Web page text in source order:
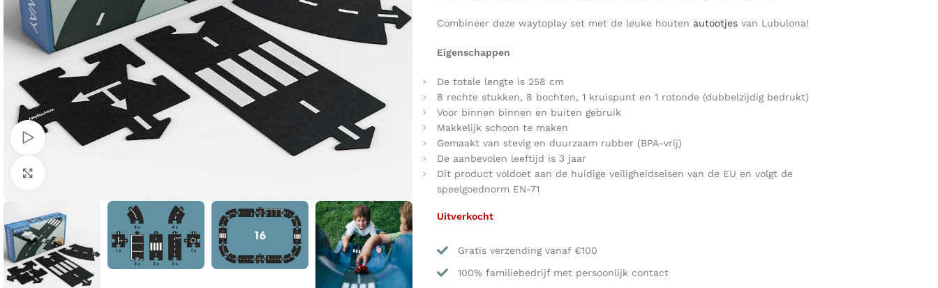
Bekijk video
Combineer deze waytoplay set met de leuke houten autootjesvan Lubulona!
Eigenschappen
De totale lengte is 258 cm
8 rechte stukken, 8 bochten, 1 kruispunt en 1 rotonde (dubbelzijdig bedrukt)
Voor binnen binnen en buiten gebruik
Makkelijk schoon te maken
Gemaakt van stevig en duurzaam rubber (BPA-vrij)
De aanbevolen leeftijd is 3 jaar
Dit product voldoet aan de huidige veiligheidseisen van de EU en volgt de
speelgoednorm EN-71
Uitverkocht
Gratis verzending vanaf €100
100% familiebedrijf met persoonlijk contact